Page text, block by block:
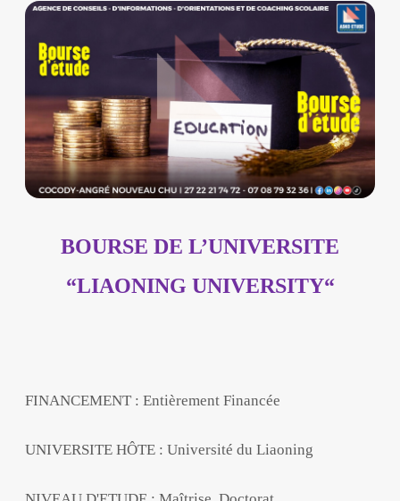
BOURSE DE L’UNIVERSITE
“LIAONING UNIVERSITY“
FINANCEMENT : Entièrement Financée
UNIVERSITE HÔTE : Université du Liaoning